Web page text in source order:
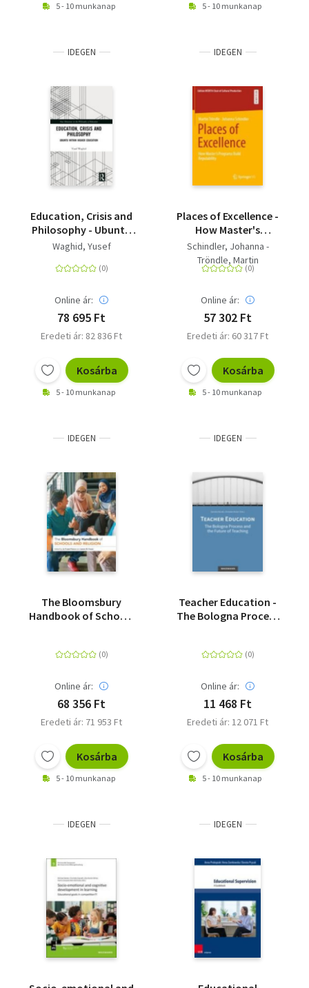
5 - 10 munkanap 5 - 10 munkanap
IDEGEN
Education, Crisis and
Philosophy - Ubuntu
within Higher
Waghid, Yusef
Online ár:
78 695 Ft
Eredeti ár: 82 836 Ft
Kosárba
5 - 10 munkanap
IDEGEN
Places of Excellence -
How Master's
Programs Build
Reputability
Schindler, Johanna -
Tröndle, Martin
Online ár:
57 302 Ft
Eredeti ár: 60 317 Ft
Kosárba
5 - 10 munkanap
IDEGEN
The Bloomsbury
Handbook of Schools
Online ár:
68 356 Ft
Eredeti ár: 71 953 Ft
Kosárba
5 - 10 munkanap
IDEGEN
Teacher Education -
The Bologna Process
Online ár:
11 468 Ft
Eredeti ár: 12 071 Ft
Kosárba
5 - 10 munkanap
IDEGEN IDEGEN